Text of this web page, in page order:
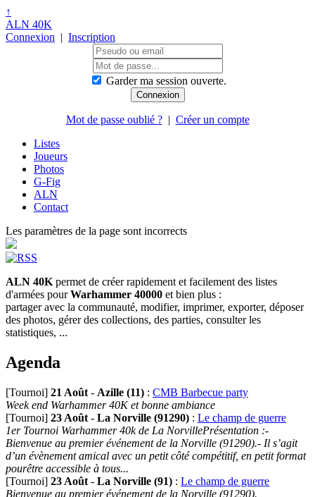
↑
ALN 40K
Connexion | Inscription
Garder ma session ouverte.
Mot de passe oublié ?| Créer un compte
Listes
Joueurs
Photos
G-Fig
ALN
Contact
Les paramètres de la page sont incorrects
ALN 40K permet de créer rapidement et facilement des listes
d'armées pourWarhammer 40000 et bien plus :
partager avec la communauté, modifier, imprimer, exporter, déposer
des photos, gérer des collections, des parties, consulter les
statistiques, ...
Agenda
[Tournoi] 21 Août - Azille (11) : CMB Barbecue party
Week end Warhammer 40K et bonne ambiance
[Tournoi] 23 Août - La Norville (91290) : Le champ de guerre
1er Tournoi Warhammer 40k de La NorvillePrésentation :-
Bienvenue au premier événement de la Norville (91290).- Il s’agit
d’un évènement amical avec un petit côté compétitif, en petit format
pourêtre accessible à tous...
[Tournoi] 23 Août - La Norville (91) : Le champ de guerre
Bienvenue au premier événement de la Norville (91290).